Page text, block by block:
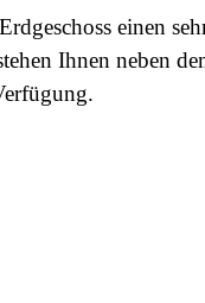
einen
Ihnen neben